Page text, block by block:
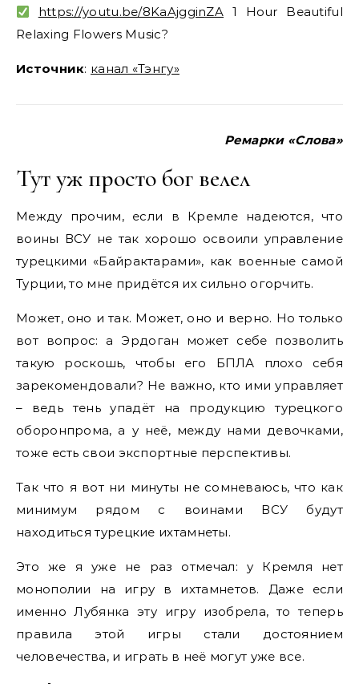
https://youtu.be/8KaAjgginZA 1 Hour Beautiful
Relaxing Flowers Music?
Источник: канал «Тэнгу»
Ремарки «Слова»
Тут уж просто бог велел
Между прочим, если в Кремле надеются, что
воины ВСУ не так хорошо освоили управление
турецкими «Байрактарами», как военные самой
Турции, то мне придётся их сильно огорчить.
Может, оно и так. Может, оно и верно. Но только
вот вопрос: а Эрдоган может себе позволить
такую роскошь, чтобы его БПЛА плохо себя
зарекомендовали? Не важно, кто ими управляет
– ведь тень упадёт на продукцию турецкого
оборонпрома, а у неё, между нами девочками,
тоже есть свои экспортные перспективы.
Так что я вот ни минуты не сомневаюсь, что как
минимум рядом с воинами ВСУ будут
находиться турецкие ихтамнеты.
Это же я уже не раз отмечал: у Кремля нет
монополии на игру в ихтамнетов. Даже если
именно Лубянка эту игру изобрела, то теперь
правила этой игры стали достоянием
человечества, и играть в неё могут уже все.